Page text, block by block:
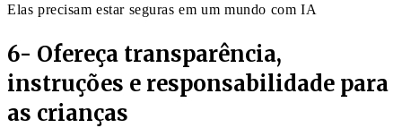
Elas precisam estar seguras em um mundo com IA
6- Ofereça transparência,
instruções e responsabilidade para
as crianças